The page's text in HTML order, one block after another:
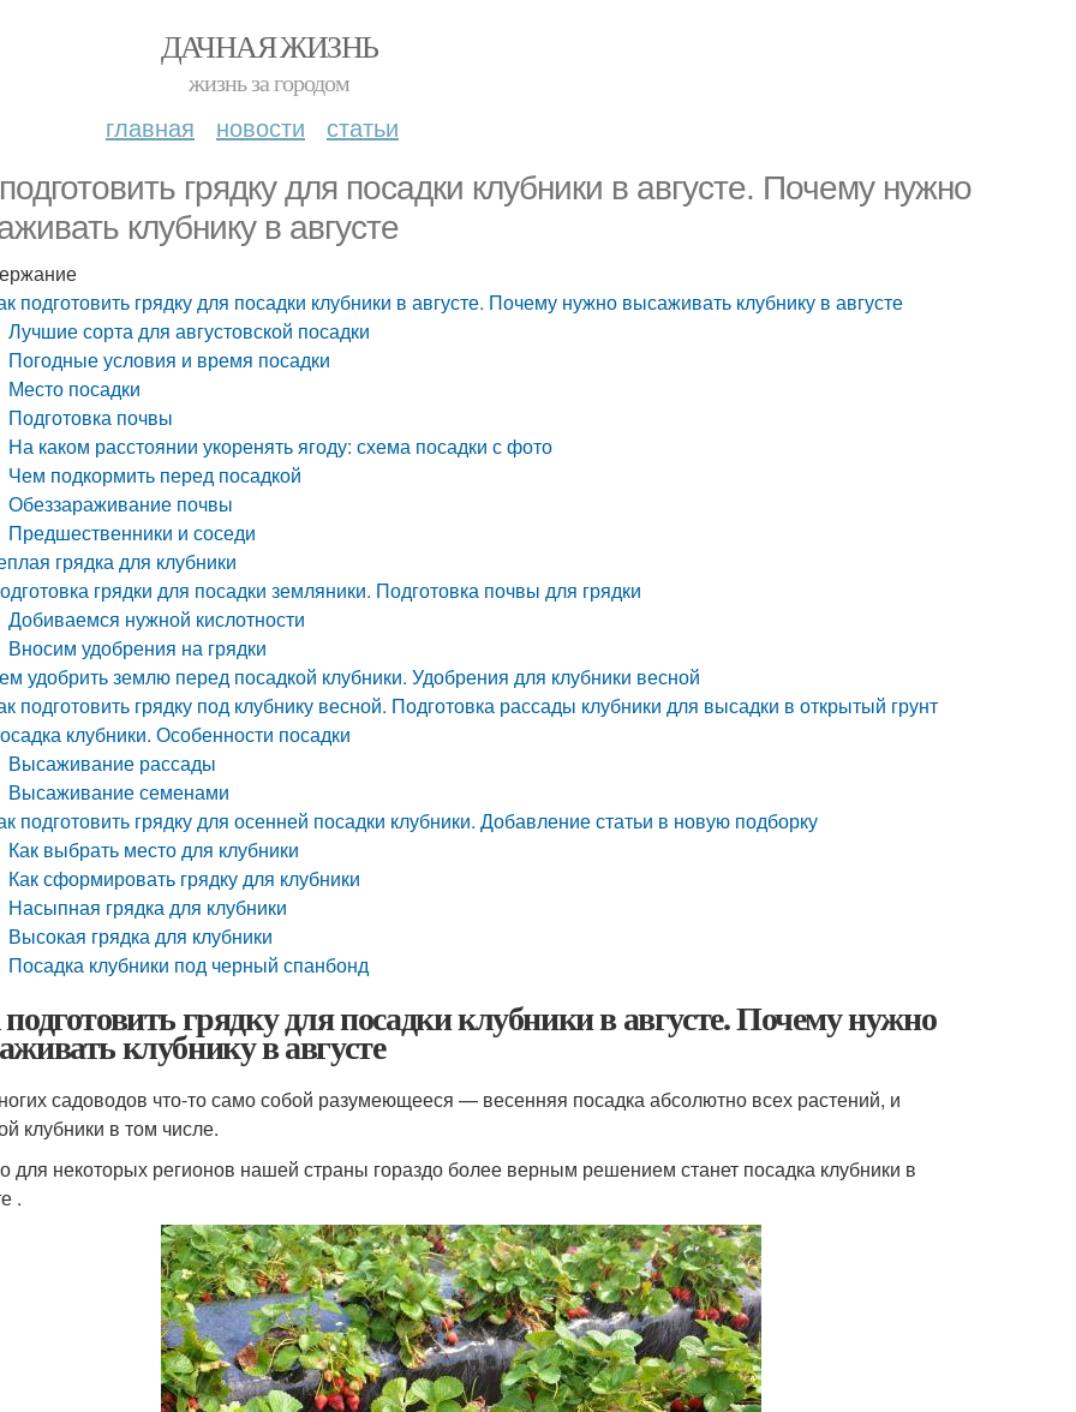
ДАЧНАЯ ЖИЗНЬ
жизнь за городом
главная новости статьи
грядку для посадки клубники в августе. Почему нужно
клубнику в августе
подготовить грядку для посадки клубники в августе. Почему нужно высаживать клубнику в августе
Лучшие сорта для августовской посадки
Погодные условия и время посадки
Место посадки
Подготовка почвы
На каком расстоянии укоренять ягоду: схема посадки с фото
Чем подкормить перед посадкой
Обеззараживание почвы
Предшественники и соседи
грядка для клубники
грядки для посадки земляники. Подготовка почвы для грядки
Добиваемся нужной кислотности
Вносим удобрения на грядки
удобрить землю перед посадкой клубники. Удобрения для клубники весной
подготовить грядку под клубнику весной. Подготовка рассады клубники для высадки в открытый грунт
клубники. Особенности посадки
Высаживание рассады
Высаживание семенами
подготовить грядку для осенней посадки клубники. Добавление статьи в новую подборку
Как выбрать место для клубники
Как сформировать грядку для клубники
Насыпная грядка для клубники
Высокая грядка для клубники
Посадка клубники под черный спанбонд
грядку для посадки клубники в августе. Почему нужно
клубнику в августе
садоводов что-то само собой разумеющееся — весенняя посадка абсолютно всех растений, и
клубники в том числе.
для некоторых регионов нашей страны гораздо более верным решением станет посадка клубники в
.